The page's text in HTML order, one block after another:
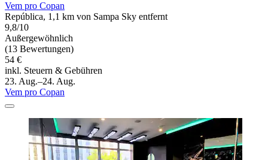
Vem pro Copan
República, 1,1 km von Sampa Sky entfernt
9,8/10
Außergewöhnlich
(13 Bewertungen)
54 €
inkl. Steuern & Gebühren
23. Aug.–24. Aug.
Vem pro Copan